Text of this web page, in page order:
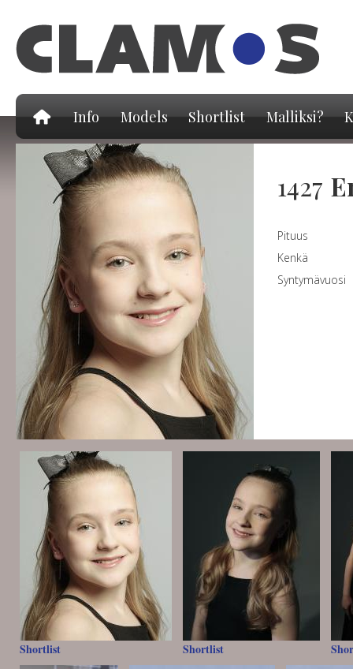
Info Models Shortlist Malliksi?
1427
Pituus
Kenkä
Syntymävuosi
Shortlist Shortlist